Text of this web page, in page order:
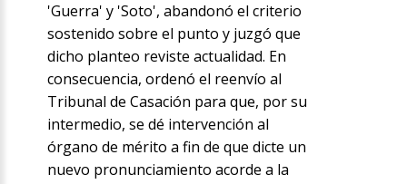
'Guerra' y 'Soto', abandonó el criterio
sostenido sobre el punto y juzgó que
dicho planteo reviste actualidad. En
consecuencia, ordenó el reenvío al
Tribunal de Casación para que, por su
intermedio, se dé intervención al
órgano de mérito a fin de que dicte un
nuevo pronunciamiento acorde a la